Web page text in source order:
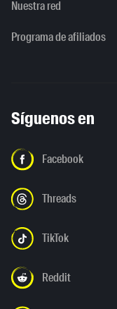
Nuestra red
Programa de afiliados
Síguenos en
Facebook
Threads
TikTok
Reddit